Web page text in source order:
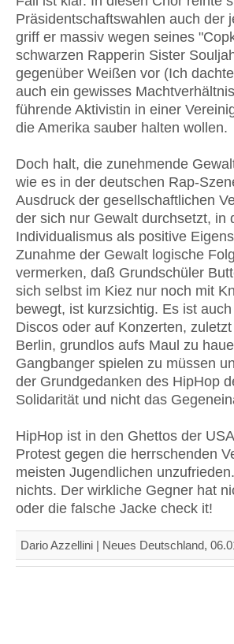
Präsidentschaftswahlen auch der
griff er massiv wegen seines
schwarzen Rapperin Sister
gegenüber Weißen vor (Ich
auch ein gewisses
führende Aktivistin in einer
die Amerika sauber halten wollen.
Doch halt, die zunehmende
wie es in der deutschen Rap-
Ausdruck der gesellschaftlichen
der sich nur Gewalt durchsetzt, in
Individualismus als positive
Zunahme der Gewalt logische
vermerken, daß Grundschüler
sich selbst im Kiez nur noch mit
bewegt, ist kurzsichtig. Es ist
Discos oder auf Konzerten,
Berlin, grundlos aufs Maul zu
Gangbanger spielen zu müssen
der Grundgedanken des HipHop
Solidarität und nicht das
HipHop ist in den Ghettos der
Protest gegen die herrschenden
meisten Jugendlichen
nichts. Der wirkliche Gegner hat
oder die falsche Jacke check it!
Dario Azzellini | Neues Deutschland,